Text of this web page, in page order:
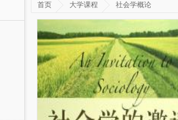
首页 大学课程 社会学概论